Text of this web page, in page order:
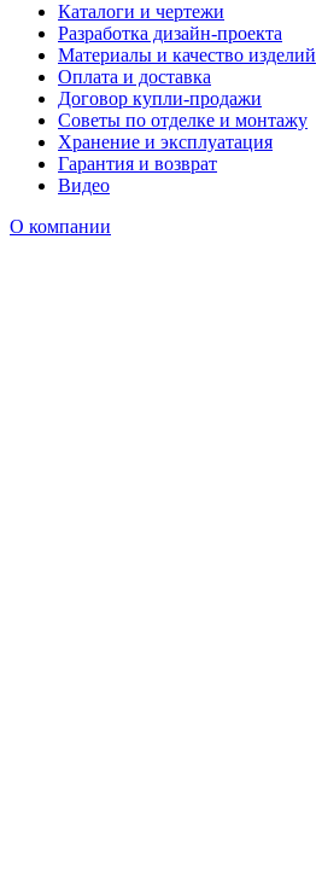
Каталоги и чертежи
Разработка дизайн-проекта
Материалы и качество изделий
Оплата и доставка
Договор купли-продажи
Советы по отделке и монтажу
Хранение и эксплуатация
Гарантия и возврат
Видео
О компании